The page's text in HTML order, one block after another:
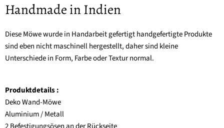
Handmade in Indien
Diese Möwe wurde in Handarbeit gefertigt handgefertigte Produkte
sind eben nicht maschinell hergestellt, daher sind kleine
Unterschiede in Form, Farbe oder Textur normal.
Produktdetails :
Deko Wand-Möwe
Aluminium / Metall